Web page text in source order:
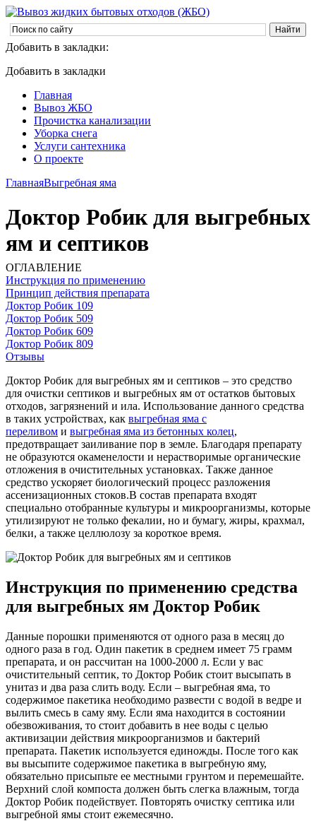
Добавить в закладки:
Добавить в закладки
Главная
Вывоз ЖБО
Прочистка канализации
Уборка снега
Услуги сантехника
О проекте
ГлавнаяВыгребная яма
Доктор Робик для выгребных
ям и септиков
ОГЛАВЛЕНИЕ
Инструкция по применению
Принцип действия препарата
Доктор Робик 109
Доктор Робик 509
Доктор Робик 609
Доктор Робик 809
Отзывы
Доктор Робик для выгребных ям и септиков – это средство
для очистки септиков и выгребных ям от остатков бытовых
отходов, загрязнений и ила. Использование данного средства
в таких устройствах, как выгребная яма с
переливом и выгребная яма из бетонных колец,
предотвращает заиливание пор в земле. Благодаря препарату
не образуются окаменелости и нерастворимые органические
отложения в очистительных установках. Также данное
средство ускоряет биологический процесс разложения
ассенизационных стоков.В состав препарата входят
специально отобранные культуры и микроорганизмы, которые
утилизируют не только фекалии, но и бумагу, жиры, крахмал,
белки, а также целлюлозу за короткое время.
Инструкция по применению средства
для выгребных ям Доктор Робик
Данные порошки применяются от одного раза в месяц до
одного раза в год. Один пакетик в среднем имеет 75 грамм
препарата, и он рассчитан на 1000-2000 л. Если у вас
очистительный септик, то Доктор Робик стоит высыпать в
унитаз и два раза слить воду. Если – выгребная яма, то
содержимое пакетика необходимо развести с водой в ведре и
вылить смесь в саму яму. Если яма находится в состоянии
обезвоживания, то стоит добавить в нее воды с целью
активизации действия микроорганизмов и бактерий
препарата. Пакетик используется единожды. После того как
вы высыпите содержимое пакетика в выгребную яму,
обязательно присыпьте ее местными грунтом и перемешайте.
Верхний слой компоста должен быть слегка влажным, тогда
Доктор Робик подействует. Повторять очистку септика или
выгребной ямы стоит ежемесячно.